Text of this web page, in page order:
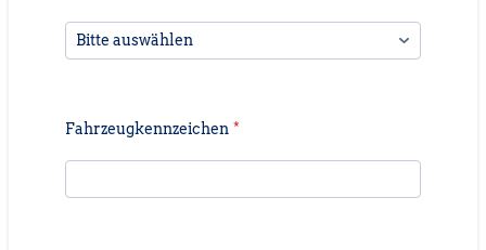
Fahrzeugkennzeichen *